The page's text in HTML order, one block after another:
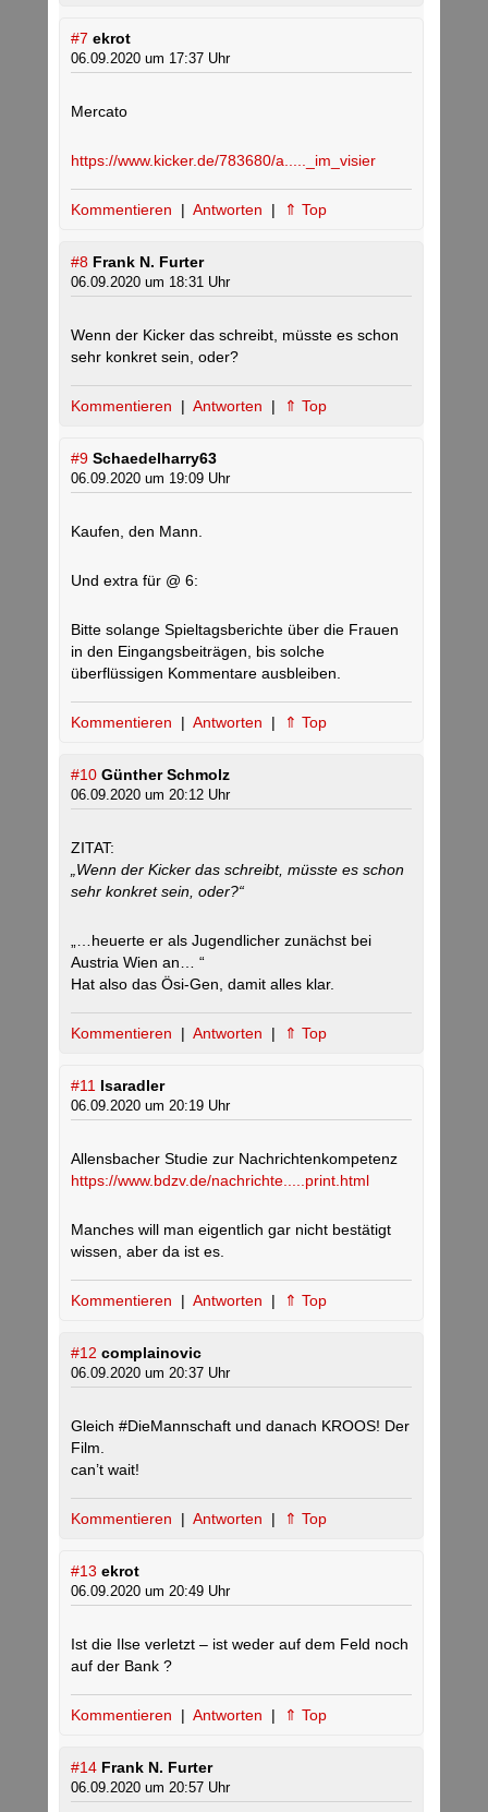
#7 ekrot
06.09.2020 um 17:37 Uhr
Mercato
https://www.kicker.de/783680/a....._im_visier
Kommentieren | Antworten | ⇑ Top
#8 Frank N. Furter
06.09.2020 um 18:31 Uhr
Wenn der Kicker das schreibt, müsste es schon
sehr konkret sein, oder?
Kommentieren | Antworten | ⇑ Top
#9 Schaedelharry63
06.09.2020 um 19:09 Uhr
Kaufen, den Mann.
Und extra für @ 6:
Bitte solange Spieltagsberichte über die Frauen
in den Eingangsbeiträgen, bis solche
überflüssigen Kommentare ausbleiben.
Kommentieren | Antworten | ⇑ Top
#10 Günther Schmolz
06.09.2020 um 20:12 Uhr
ZITAT:
„Wenn der Kicker das schreibt, müsste es schon
sehr konkret sein, oder?“
„…heuerte er als Jugendlicher zunächst bei
Austria Wien an… “
Hat also das Ösi-Gen, damit alles klar.
Kommentieren | Antworten | ⇑ Top
#11 Isaradler
06.09.2020 um 20:19 Uhr
Allensbacher Studie zur Nachrichtenkompetenz
https://www.bdzv.de/nachrichte.....print.html
Manches will man eigentlich gar nicht bestätigt
wissen, aber da ist es.
Kommentieren | Antworten | ⇑ Top
#12 complainovic
06.09.2020 um 20:37 Uhr
Gleich #DieMannschaft und danach KROOS! Der
Film.
can’t wait!
Kommentieren | Antworten | ⇑ Top
#13 ekrot
06.09.2020 um 20:49 Uhr
Ist die Ilse verletzt – ist weder auf dem Feld noch
auf der Bank ?
Kommentieren | Antworten | ⇑ Top
#14 Frank N. Furter
06.09.2020 um 20:57 Uhr